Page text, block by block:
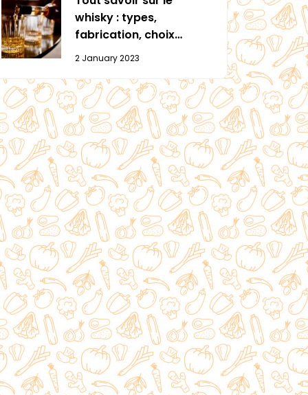
whisky : types,
fabrication, choix…
2 January 2023